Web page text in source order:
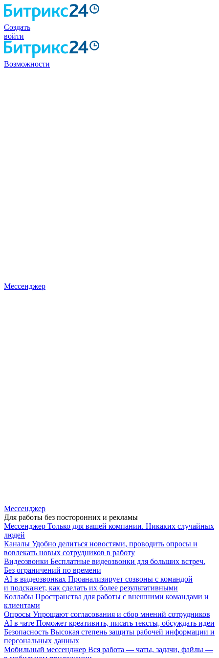
Создать
войти
Возможности
Мессенджер
Мессенджер
Для работы без посторонних и рекламы
Мессенджер Только для вашей компании. Никаких случайных
людей
Каналы Удобно делиться новостями, проводить опросы и
вовлекать новых сотрудников в работу
Видеозвонки Бесплатные видеозвонки для больших встреч.
Без ограничений по времени
AI в видеозвонках Проанализирует созвоны с командой
и подскажет, как сделать их более результативными
Коллабы Пространства для работы с внешними командами и
клиентами
Опросы Упрощают согласования и сбор мнений сотрудников
AI в чате Поможет креативить, писать тексты, обсуждать идеи
Безопасность Высокая степень защиты рабочей информации и
персональных данных
Мобильный мессенджер Вся работа — чаты, задачи, файлы —